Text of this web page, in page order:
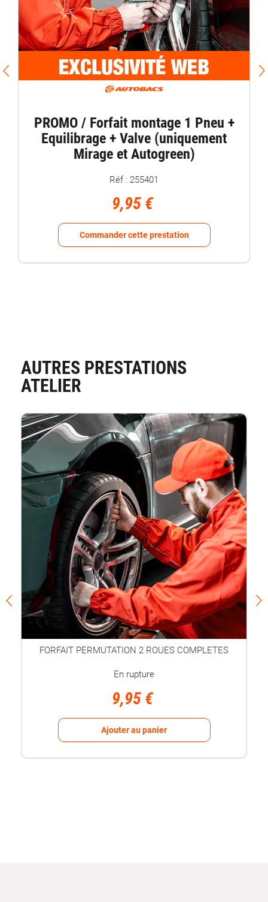
PROMO / Forfait montage 1 Pneu +
Equilibrage + Valve (uniquement
Mirage et Autogreen)
Réf : 255401
9,95 €
Commander cette prestation
AUTRES PRESTATIONS
ATELIER
FORFAIT PERMUTATION 2 ROUES COMPLETES
En rupture
9,95 €
Ajouter au panier